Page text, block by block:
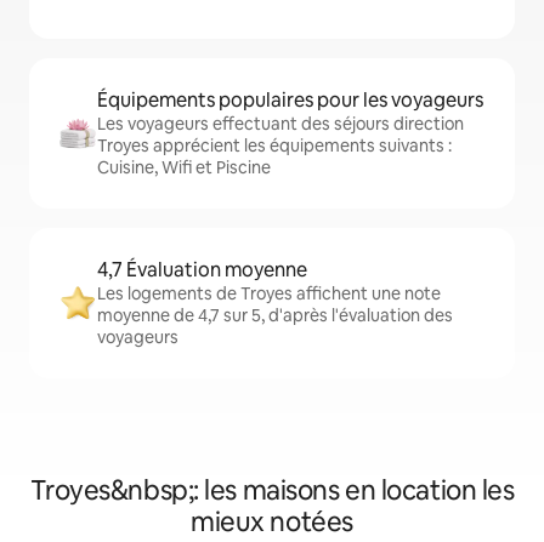
Équipements populaires pour les voyageurs
Les voyageurs effectuant des séjours direction
Troyes apprécient les équipements suivants :
Cuisine, Wifi et Piscine
4,7 Évaluation moyenne
Les logements de Troyes affichent une note
moyenne de 4,7 sur 5, d'après l'évaluation des
voyageurs
Troyes&nbsp;: les maisons en location les
mieux notées